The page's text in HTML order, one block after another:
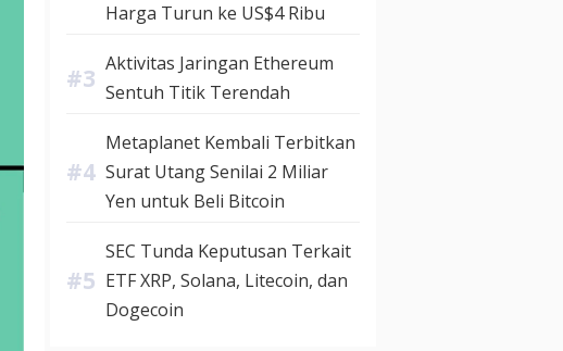
Harga Turun ke US$4 Ribu
Aktivitas Jaringan Ethereum
Sentuh Titik Terendah
Metaplanet Kembali Terbitkan
Surat Utang Senilai 2 Miliar
Yen untuk Beli Bitcoin
SEC Tunda Keputusan Terkait
ETF XRP, Solana, Litecoin, dan
Dogecoin